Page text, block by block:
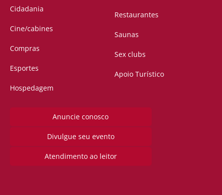
Cidadania
Cine/cabines
Compras
Esportes
Hospedagem
Restaurantes
Saunas
Sex clubs
Apoio Turístico
Anuncie conosco
Divulgue seu evento
Atendimento ao leitor